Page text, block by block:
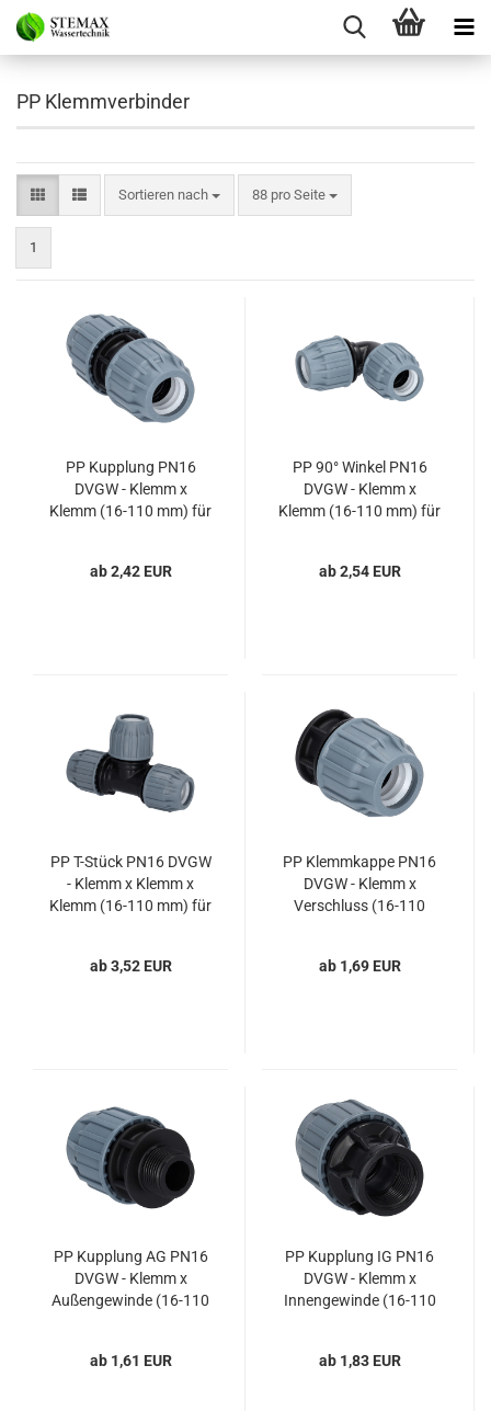
PP Klemmverbinder
Sortieren nach
Sortieren nach 88 pro Seite
pro Seite
1
PP Kupplung PN16
DVGW - Klemm x
Klemm (16-110 mm) für
ab 2,42 EUR
PP 90° Winkel PN16
DVGW - Klemm x
Klemm (16-110 mm) für
ab 2,54 EUR
PP T-Stück PN16 DVGW
- Klemm x Klemm x
Klemm (16-110 mm) für
ab 3,52 EUR
PP Klemmkappe PN16
DVGW - Klemm x
Verschluss (16-110
ab 1,69 EUR
PP Kupplung AG PN16
DVGW - Klemm x
Außengewinde (16-110
ab 1,61 EUR
PP Kupplung IG PN16
DVGW - Klemm x
Innengewinde (16-110
ab 1,83 EUR